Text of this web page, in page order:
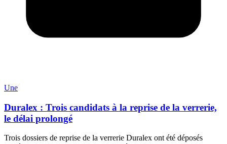
Une
Duralex : Trois candidats à la reprise de la verrerie,
le délai prolongé
Trois dossiers de reprise de la verrerie Duralex ont été déposés